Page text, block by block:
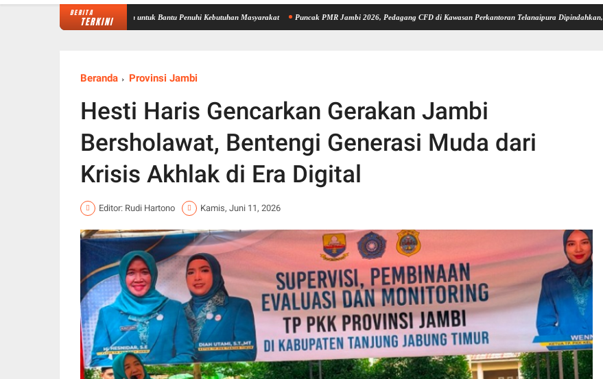
BERITA
TERKINI
Gapu Gelar Donor Darah untuk Bantu Penuhi Kebutuhan Masyarakat Puncak PMR Jambi 2026, Pedagang CFD di Kawasan Perkantoran Telanaipura Dipindahkan, Ini Lokasinya
Beranda Provinsi Jambi
Hesti Haris Gencarkan Gerakan Jambi
Bersholawat, Bentengi Generasi Muda dari
Krisis Akhlak di Era Digital
Editor: Rudi Hartono Kamis, Juni 11, 2026